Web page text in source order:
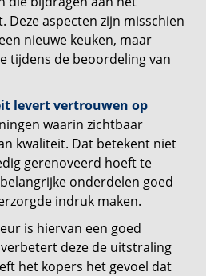
Deze aspecten zijn misschien
nieuwe keuken, maar
tijdens de beoordeling van
levert vertrouwen op
waarin zichtbaar
kwaliteit. Dat betekent niet
gerenoveerd hoeft te
onderdelen goed
indruk maken.
is hiervan een goed
deze de uitstraling
het kopers het gevoel dat